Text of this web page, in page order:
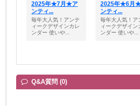
2025年★7月★ア
ンティ...
毎年大人気！アンテ
ィークデザインカレ
ンダー 使いや...
2025年★6月
ンティ...
毎年大人気！ア
ィークデザイン
ンダー 使いや...
Q&A質問 (0)